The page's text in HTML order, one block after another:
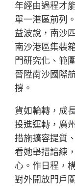
年經由過程才
單一港區前列
益波說，南沙
南沙港區集裝
門研究化、範
晉陞南沙國際
撐。
貨如輪轉，成
投進運轉，廣
措施擴容提質
看她舉措諳練
心。作日程，
對外開放門戶